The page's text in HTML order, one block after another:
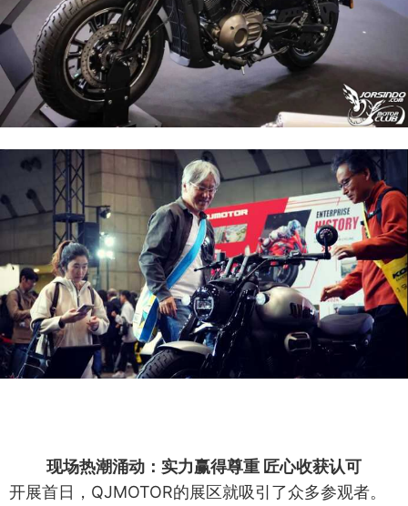
现场热潮涌动：实力赢得尊重 匠心收获认可
开展首日，QJMOTOR的展区就吸引了众多参观者。